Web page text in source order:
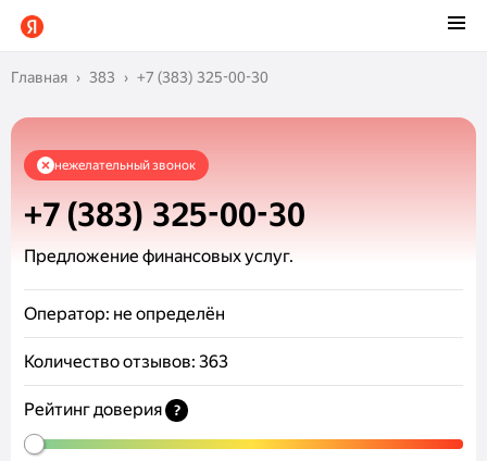
Главная 383 +7 (383) 325-00-30
нежелательный звонок
+7 (383) 325-00-30
Предложение финансовых услуг.
Оператор: не определён
Количество отзывов: 363
Рейтинг доверия ?